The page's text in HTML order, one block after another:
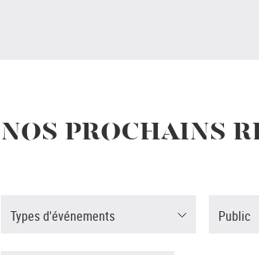
NOS PROCHAINS
Types d'événements Public